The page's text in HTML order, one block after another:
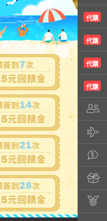
代購
代購
代購
代購
沒有商品拍賣
頁
額理賠